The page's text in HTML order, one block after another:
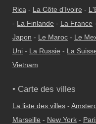
Rica - La Côte d'Ivoire -
- La Finlande - La France -
Japon - Le Maroc - Le
Uni - La Russie - La
Vietnam
• Carte des villes
La liste des villes -
Marseille - New York -